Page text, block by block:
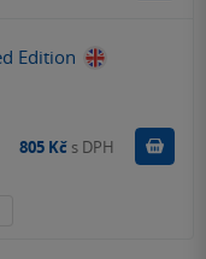
Edition
805 Kč s DPH